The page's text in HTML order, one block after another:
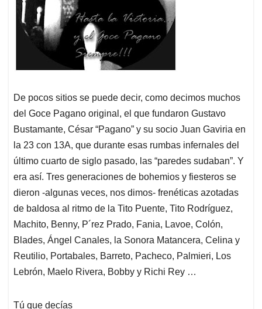
De pocos sitios se puede decir, como decimos muchos
del Goce Pagano original, el que fundaron Gustavo
Bustamante, César “Pagano” y su socio Juan Gaviria en
la 23 con 13A, que durante esas rumbas infernales del
último cuarto de siglo pasado, las “paredes sudaban”. Y
era así. Tres generaciones de bohemios y fiesteros se
dieron -algunas veces, nos dimos- frenéticas azotadas
de baldosa al ritmo de la Tito Puente, Tito Rodríguez,
Machito, Benny, P´rez Prado, Fania, Lavoe, Colón,
Blades, Ángel Canales, la Sonora Matancera, Celina y
Reutilio, Portabales, Barreto, Pacheco, Palmieri, Los
Lebrón, Maelo Rivera, Bobby y Richi Rey …
Tú que decías